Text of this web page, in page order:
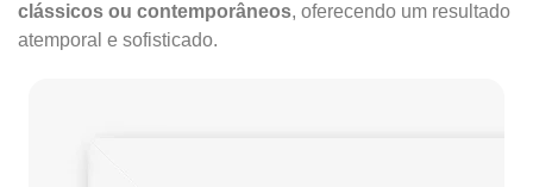
clássicos ou contemporâneos, oferecendo um resultado
atemporal e sofisticado.